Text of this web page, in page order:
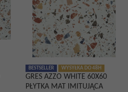
BESTSELLER WYSYŁKA DO 48H
GRES AZZO WHITE 60X60
PŁYTKA MAT IMITUJĄCA